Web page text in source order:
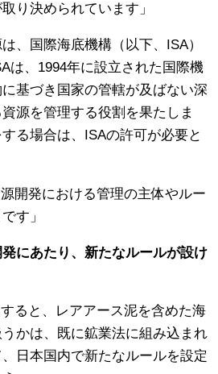
り決められています」
、国際海底機構（以下、ISA）
は、1994年に設立された国際機
基づき国家の管轄が及ばない深
源を管理する役割を果たしま
る場合は、ISAの許可が必要と
源開発における管理の主体やルー
す」
にあたり、新たなルールが設け
すると、レアアース泥を含めた海
かは、既に鉱業法に組み込まれ
日本国内で新たなルールを設定